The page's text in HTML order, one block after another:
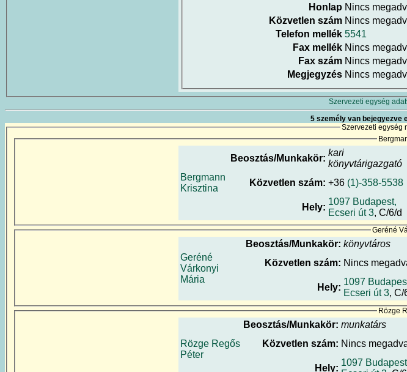
Honlap Nincs
Közvetlen szám Nincs
Telefon mellék 5541
Fax mellék Nincs
Fax szám Nincs
Megjegyzés Nincs
Szervezeti egység
5 személy van bejegyezve
Szervezeti egység
Bergmann
Krisztina
Beosztás/Munkakör:
kari
könyvtárigazgató
Közvetlen szám: +36 (1)-358-5538
Hely:
1097 Budapest,
Ecseri út 3, C/6/d
Geréné
Geréné
Várkonyi
Mária
Beosztás/Munkakör: könyvtáros
Közvetlen szám: Nincs
Hely:
1097
Ecseri út 3, C/
Rözge
Rözge Regős
Péter
Beosztás/Munkakör: munkatárs
Közvetlen szám: Nincs
Hely:
1097